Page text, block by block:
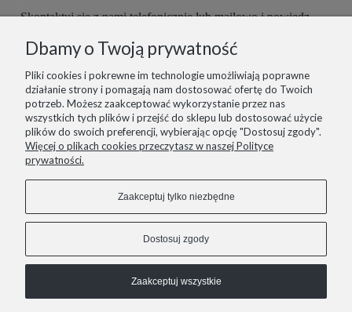
Skontaktuj się z nami telefonicznie lub mailowo i powiedz,
możliwość dopasować je do Ciebie idealnie. Postaramy się
spełnić wszelkie potrzeby z największą starannością.
informacje
pomoc
zakupy
Dbamy o Twoją prywatność
Pliki cookies i pokrewne im technologie umożliwiają poprawne
działanie strony i pomagają nam dostosować ofertę do Twoich
potrzeb. Możesz zaakceptować wykorzystanie przez nas
wszystkich tych plików i przejść do sklepu lub dostosować użycie
plików do swoich preferencji, wybierając opcję "Dostosuj zgody".
Więcej o plikach cookies przeczytasz w naszej Polityce
prywatności.
Zaakceptuj tylko niezbędne
Dostosuj zgody
Zaakceptuj wszystkie